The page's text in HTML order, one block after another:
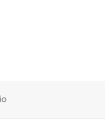
en CHILLIDA LEKU